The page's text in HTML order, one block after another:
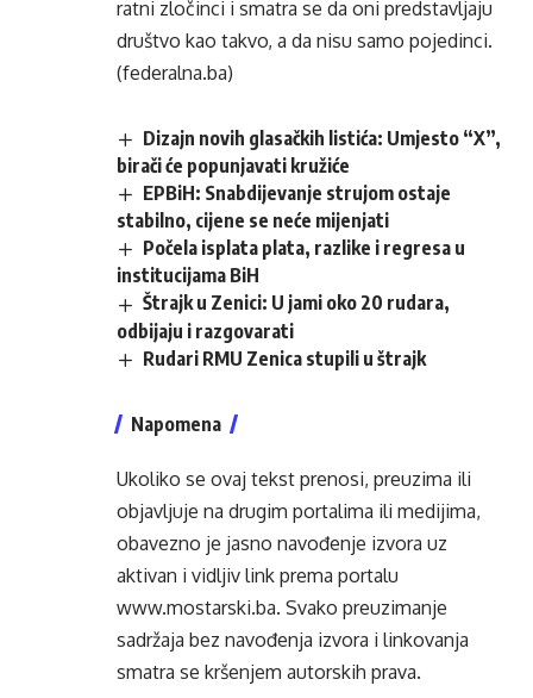
ratni zločinci i smatra se da oni predstavljaju
društvo kao takvo, a da nisu samo pojedinci.
(federalna.ba)
Dizajn novih glasačkih listića: Umjesto “X”,
birači će popunjavati kružiće
EPBiH: Snabdijevanje strujom ostaje
stabilno, cijene se neće mijenjati
Počela isplata plata, razlike i regresa u
institucijama BiH
Štrajk u Zenici: U jami oko 20 rudara,
odbijaju i razgovarati
Rudari RMU Zenica stupili u štrajk
Napomena
Ukoliko se ovaj tekst prenosi, preuzima ili
objavljuje na drugim portalima ili medijima,
obavezno je jasno navođenje izvora uz
aktivan i vidljiv link prema portalu
www.mostarski.ba. Svako preuzimanje
sadržaja bez navođenja izvora i linkovanja
smatra se kršenjem autorskih prava.